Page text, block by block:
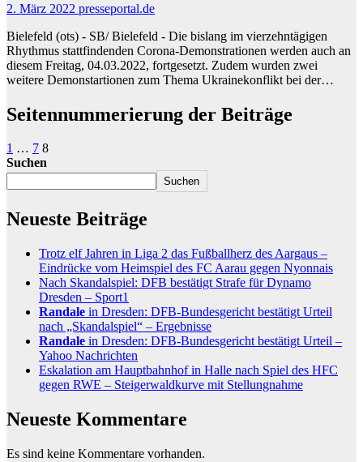
2. März 2022 presseportal.de
Bielefeld (ots) - SB/ Bielefeld - Die bislang im vierzehntägigen
Rhythmus stattfindenden Corona-Demonstrationen werden auch an
diesem Freitag, 04.03.2022, fortgesetzt. Zudem wurden zwei
weitere Demonstartionen zum Thema Ukrainekonflikt bei der…
Seitennummerierung der Beiträge
1 … 7 8
Suchen
Suchen
Neueste Beiträge
Trotz elf Jahren in Liga 2 das Fußballherz des Aargaus –
Eindrücke vom Heimspiel des FC Aarau gegen Nyonnais
Nach Skandalspiel: DFB bestätigt Strafe für Dynamo
Dresden – Sport1
Randale in Dresden: DFB-Bundesgericht bestätigt Urteil
nach „Skandalspiel“ – Ergebnisse
Randale in Dresden: DFB-Bundesgericht bestätigt Urteil –
Yahoo Nachrichten
Eskalation am Hauptbahnhof in Halle nach Spiel des HFC
gegen RWE – Steigerwaldkurve mit Stellungnahme
Neueste Kommentare
Es sind keine Kommentare vorhanden.